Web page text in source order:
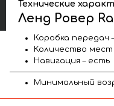
Технические
Ленд Ровер
Коробка передач
Количество мест
Навигация – есть
Минимальный